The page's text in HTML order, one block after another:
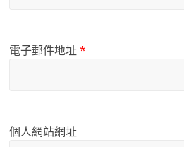
電子郵件地址*
個人網站網址